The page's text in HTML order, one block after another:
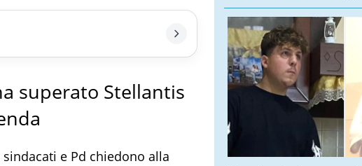
superato Stellantis
e Pd chiedono alla